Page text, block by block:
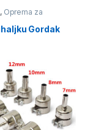
, Oprema za
Pomagala i alat za
za lemne
Gordak